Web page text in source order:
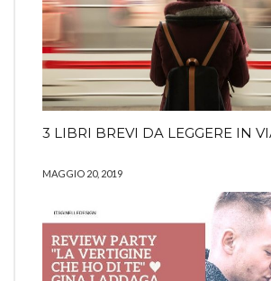
3 LIBRI BREVI DA LEGGERE IN
MAGGIO 20, 2019